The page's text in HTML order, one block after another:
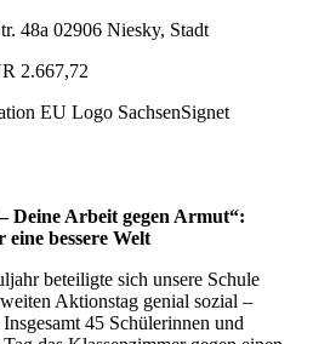
48a 02906 Niesky, Stadt
2.667,72
Deine Arbeit gegen Armut“:
bessere Welt
beteiligte sich unsere Schule
Aktionstag genial sozial –
45 Schülerinnen und